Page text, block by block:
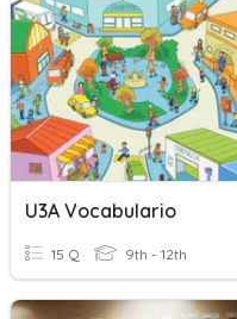
U3A Vocabulario
15 Q 9th - 12th